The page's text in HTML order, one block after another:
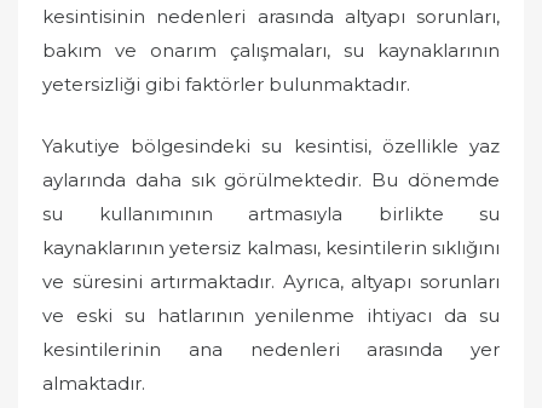
kesintisinin nedenleri arasında altyapı sorunları,
bakım ve onarım çalışmaları, su kaynaklarının
yetersizliği gibi faktörler bulunmaktadır.
Yakutiye bölgesindeki su kesintisi, özellikle yaz
aylarında daha sık görülmektedir. Bu dönemde
su kullanımının artmasıyla birlikte su
kaynaklarının yetersiz kalması, kesintilerin sıklığını
ve süresini artırmaktadır. Ayrıca, altyapı sorunları
ve eski su hatlarının yenilenme ihtiyacı da su
kesintilerinin ana nedenleri arasında yer
almaktadır.